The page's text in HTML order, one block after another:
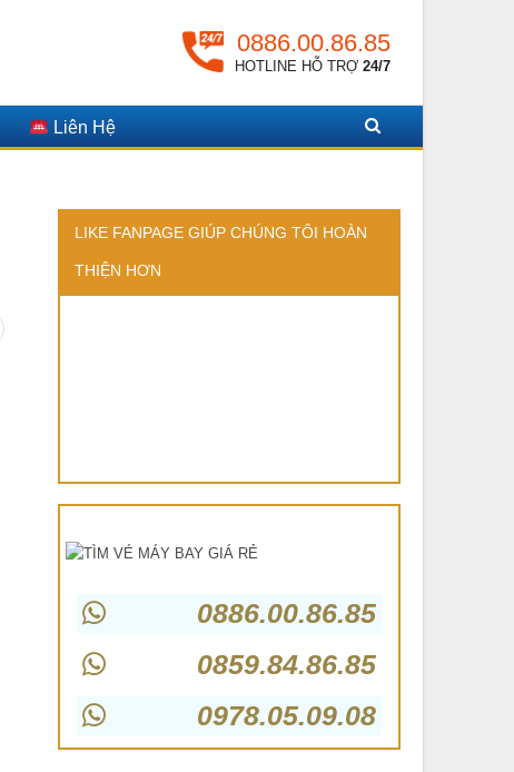
0886.00.86.85
HOTLINE HỖ TRỢ 24/7
Liên Hệ
LIKE FANPAGE GIÚP CHÚNG TÔI HOÀN
THIỆN HƠN
0886.00.86.85
0859.84.86.85
0978.05.09.08